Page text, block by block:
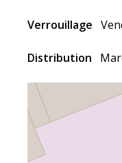
Verrouillage
Distribution